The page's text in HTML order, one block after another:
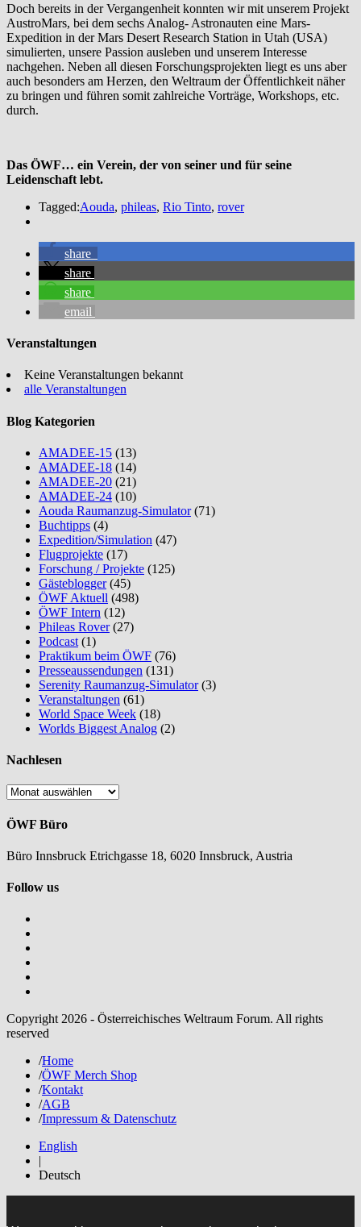
Doch bereits in der Vergangenheit konnten wir mit unserem Projekt
AustroMars, bei dem sechs Analog- Astronauten eine Mars-
Expedition in der Mars Desert Research Station in Utah (USA)
simulierten, unsere Passion ausleben und unserem Interesse
nachgehen. Neben all diesen Forschungsprojekten liegt es uns aber
auch besonders am Herzen, den Weltraum der Öffentlichkeit näher
zu bringen und führen somit zahlreiche Vorträge, Workshops, etc.
durch.
Das ÖWF… ein Verein, der von seiner und für seine
Leidenschaft lebt.
Tagged:Aouda, phileas, Rio Tinto, rover
share
share
share
email
Veranstaltungen
Keine Veranstaltungen bekannt
alle Veranstaltungen
Blog Kategorien
AMADEE-15 (13)
AMADEE-18 (14)
AMADEE-20 (21)
AMADEE-24 (10)
Aouda Raumanzug-Simulator(71)
Buchtipps (4)
Expedition/Simulation (47)
Flugprojekte (17)
Forschung / Projekte (125)
Gästeblogger(45)
ÖWF Aktuell (498)
ÖWF Intern (12)
Phileas Rover(27)
Podcast (1)
Praktikum beim ÖWF (76)
Presseaussendungen (131)
Serenity Raumanzug-Simulator(3)
Veranstaltungen (61)
World Space Week (18)
Worlds Biggest Analog (2)
Nachlesen
Nachlesen
ÖWF Büro
Büro Innsbruck Etrichgasse 18, 6020 Innsbruck, Austria
Follow us
Copyright 2026 - Österreichisches Weltraum Forum. All rights
reserved
/Home
/ÖWF Merch Shop
/Kontakt
/AGB
/Impressum & Datenschutz
English
Deutsch